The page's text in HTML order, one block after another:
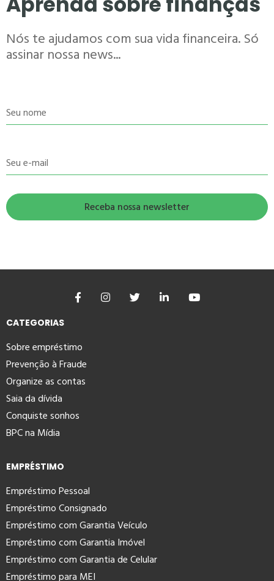
Nós te ajudamos com sua vida financeira. Só
assinar nossa news...
Seu nome
Seu e-mail
CATEGORIAS
Sobre empréstimo
Prevenção à Fraude
Organize as contas
Saia da dívida
Conquiste sonhos
BPC na Mídia
EMPRÉSTIMO
Empréstimo Pessoal
Empréstimo Consignado
Empréstimo com Garantia Veículo
Empréstimo com Garantia Imóvel
Empréstimo com Garantia de Celular
Empréstimo para MEI